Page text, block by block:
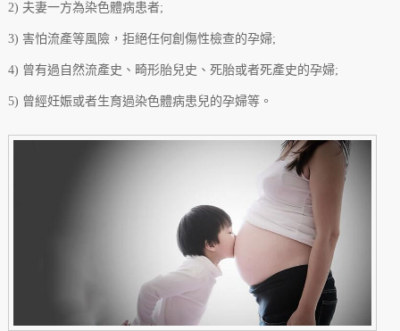
2) 夫妻一方為染色體病患者;
3) 害怕流產等風險，拒絕任何創傷性檢查的孕婦;
4) 曾有過自然流產史、畸形胎兒史、死胎或者死產史的孕婦;
5) 曾經妊娠或者生育過染色體病患兒的孕婦等。